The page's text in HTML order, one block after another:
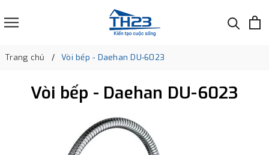
Trang chủ Vòi bếp - Daehan DU-6023
Vòi bếp - Daehan DU-6023